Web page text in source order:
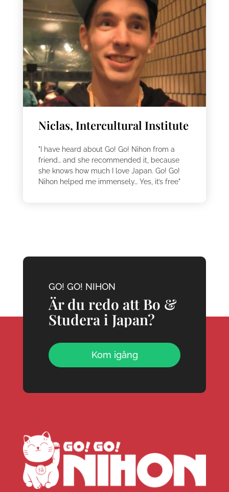
Niclas, Intercultural Institute
"I have heard about Go! Go! Nihon from a
friend… and she recommended it, because
she knows how much I love Japan. Go! Go!
Nihon helped me immensely… Yes, it’s free"
GO! GO! NIHON
Är du redo att Bo &
Studera i Japan?
Kom igång